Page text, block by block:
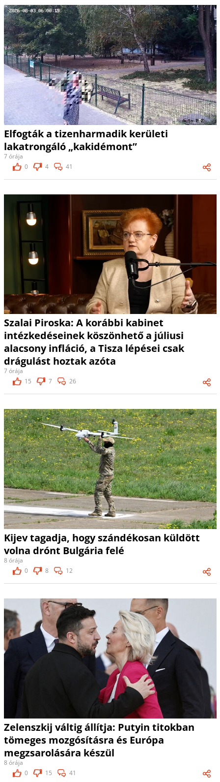
Elfogták a tizenharmadik kerületi
lakatrongáló „kakidémont”
7 órája
0
4 41
Szalai Piroska: A korábbi kabinet
intézkedéseinek köszönhető a júliusi
alacsony infláció, a Tisza lépései csak
drágulást hoztak azóta
7 órája
15
7 26
Kijev tagadja, hogy szándékosan küldött
volna drónt Bulgária felé
8 órája
0
8 12
Zelenszkij váltig állítja: Putyin titokban
tömeges mozgósításra és Európa
megzsarolására készül
8 órája
0
15 41